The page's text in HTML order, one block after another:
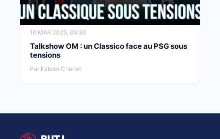
16 MAR 2025, 05:30
Talkshow OM : un Classico face au PSG sous
tensions
Par Fabien Chorlet